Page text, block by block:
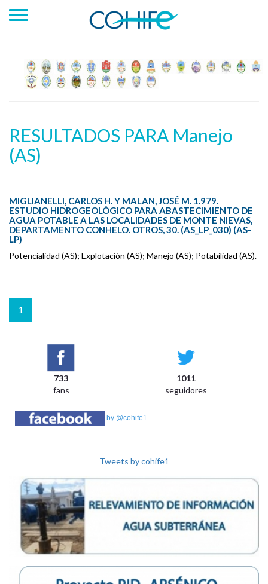
RESULTADOS PARA Manejo
(AS)
MIGLIANELLI, CARLOS H. Y MALAN, JOSÉ M. 1.979.
ESTUDIO HIDROGEOLÓGICO PARA ABASTECIMIENTO DE
AGUA POTABLE A LAS LOCALIDADES DE MONTE NIEVAS,
DEPARTAMENTO CONHELO. OTROS, 30. (AS_LP_030) (AS-
LP)
Potencialidad (AS); Explotación (AS); Manejo (AS); Potabilidad (AS).
1
733
1011
fans
seguidores
by @cohife1
Tweets by cohife1